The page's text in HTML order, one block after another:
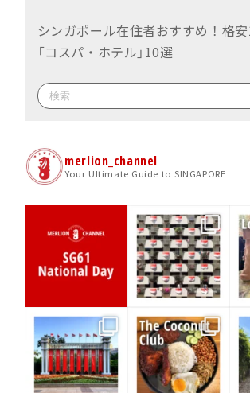
シンガポール在住者おすすめ！格
「コスパ・ホテル」10選
merlion_channel
Your Ultimate Guide to SINGAPORE